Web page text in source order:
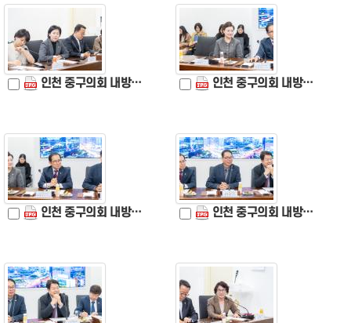
인천 중구의회 내방 (6).jpg 인천 중구의회 내방 (7).jpg
인천 중구의회 내방 (8).jpg 인천 중구의회 내방 (9).jpg